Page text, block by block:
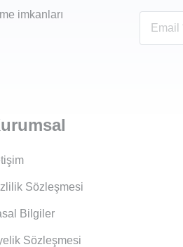
imkanları
Sözleşmesi
Bilgiler
Sözleşmesi